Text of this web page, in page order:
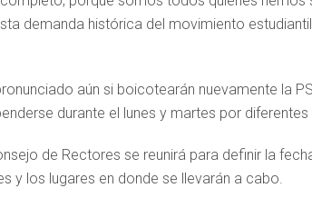
demanda histórica del movimiento
aún si boicotearán nuevamente la
durante el lunes y martes por
de Rectores se reunirá para definir la
y los lugares en donde se llevarán a cabo.